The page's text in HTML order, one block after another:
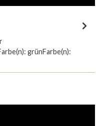
grünFarbe(n):